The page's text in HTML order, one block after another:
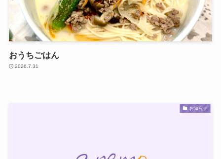
おうちごはん
2026.7.31
お知らせ